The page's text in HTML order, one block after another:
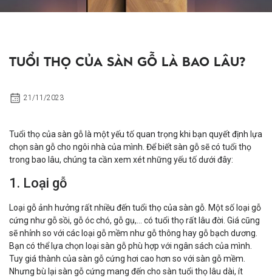
TUỔI THỌ CỦA SÀN GỖ LÀ BAO LÂU?
21/11/2023
Tuổi thọ của sàn gỗ là một yếu tố quan trọng khi bạn quyết định lựa
chọn sàn gỗ cho ngôi nhà của mình. Để biết sàn gỗ sẽ có tuổi thọ
trong bao lâu, chúng ta cần xem xét những yếu tố dưới đây:
1. Loại gỗ
Loại gỗ ảnh hưởng rất nhiều đến tuổi thọ của sàn gỗ. Một số loại gỗ
cứng như gỗ sồi, gỗ óc chó, gỗ gụ,... có tuổi thọ rất lâu đời. Giá cũng
sẽ nhỉnh so với các loại gỗ mềm như gỗ thông hay gỗ bạch dương.
Bạn có thể lựa chọn loại sàn gỗ phù hợp với ngân sách của mình.
Tuy giá thành của sàn gỗ cứng hơi cao hơn so với sàn gỗ mềm.
Nhưng bù lại sàn gỗ cứng mang đến cho sàn tuổi thọ lâu dài, ít